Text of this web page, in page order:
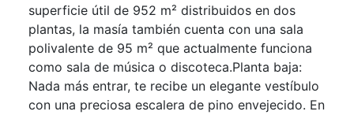
superficie útil de 952 m² distribuidos en dos
plantas, la masía también cuenta con una sala
polivalente de 95 m² que actualmente funciona
como sala de música o discoteca.Planta baja:
Nada más entrar, te recibe un elegante vestíbulo
con una preciosa escalera de pino envejecido. En